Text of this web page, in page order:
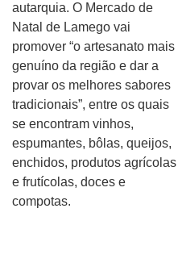
autarquia. O Mercado de
Natal de Lamego vai
promover “o artesanato mais
genuíno da região e dar a
provar os melhores sabores
tradicionais”, entre os quais
se encontram vinhos,
espumantes, bôlas, queijos,
enchidos, produtos agrícolas
e frutícolas, doces e
compotas.